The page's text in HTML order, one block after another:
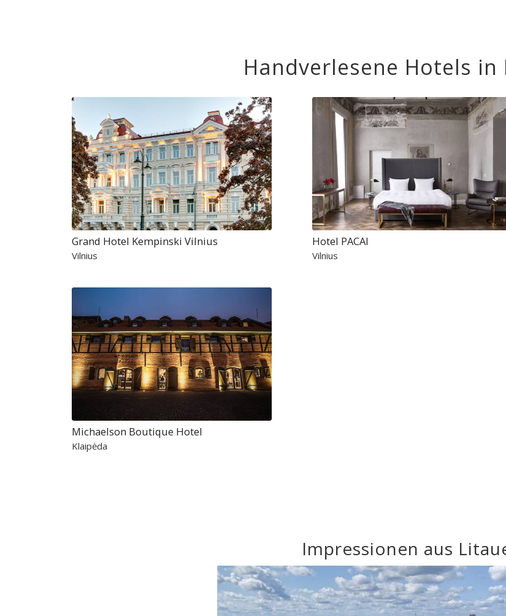
Handverlesene Hotels in
Grand Hotel Kempinski Vilnius
Vilnius
Hotel PACAI
Vilnius
Michaelson Boutique Hotel
Klaipėda
Impressionen aus